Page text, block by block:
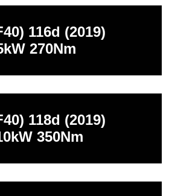
116d (2019)
270Nm
118d (2019)
350Nm